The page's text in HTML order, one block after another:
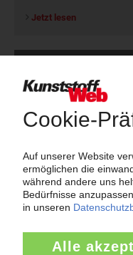
Jetzt lesen
Die wichtigsten
Kunststoffbranche –